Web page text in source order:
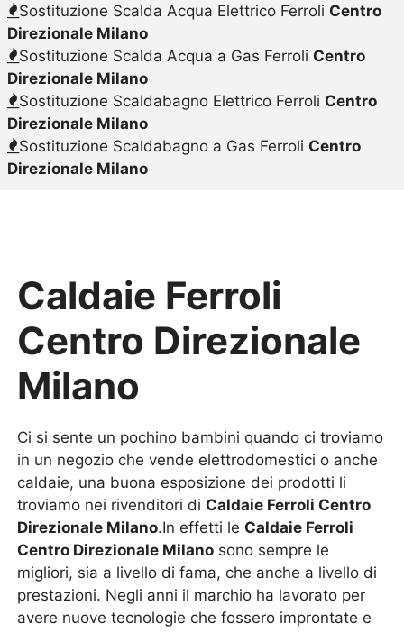
Sostituzione Scalda Acqua Elettrico Ferroli Centro
Direzionale Milano
Sostituzione Scalda Acqua a Gas Ferroli Centro
Direzionale Milano
Sostituzione Scaldabagno Elettrico Ferroli Centro
Direzionale Milano
Sostituzione Scaldabagno a Gas Ferroli Centro
Direzionale Milano
Caldaie Ferroli
Centro Direzionale
Milano
Ci si sente un pochino bambini quando ci troviamo
in un negozio che vende elettrodomestici o anche
caldaie, una buona esposizione dei prodotti li
troviamo nei rivenditori di Caldaie Ferroli Centro
Direzionale Milano.In effetti le Caldaie Ferroli
Centro Direzionale Milano sono sempre le
migliori, sia a livello di fama, che anche a livello di
prestazioni. Negli anni il marchio ha lavorato per
avere nuove tecnologie che fossero improntate e